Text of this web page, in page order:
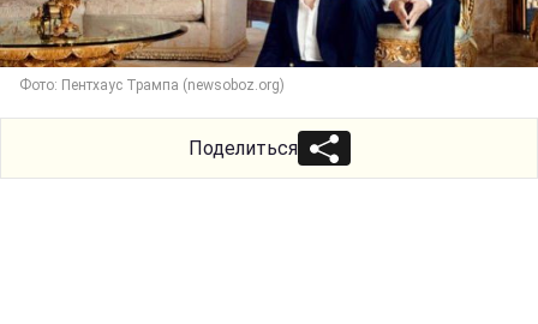
Фото: Пентхаус Трампа (newsoboz.org)
Поделиться